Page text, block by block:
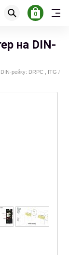
0
на DIN-
рейку: DRPC , ITG /